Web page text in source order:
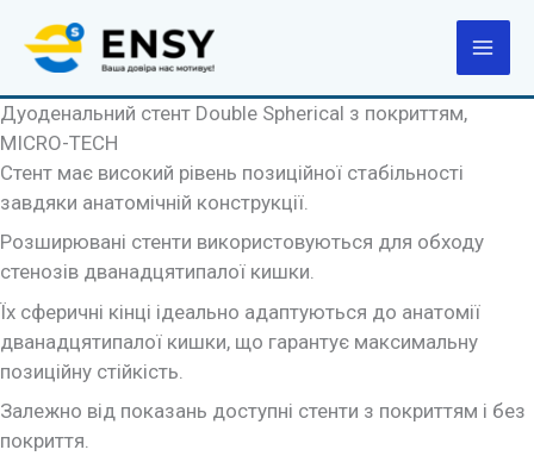
вмісту
Дуоденальний стент Double Spherical з покриттям,
MICRO-TECH
Стент має високий рівень позиційної стабільності
завдяки анатомічній конструкції.
Розширювані стенти використовуються для обходу
стенозів дванадцятипалої кишки.
Їх сферичні кінці ідеально адаптуються до анатомії
дванадцятипалої кишки, що гарантує максимальну
позиційну стійкість.
Залежно від показань доступні стенти з покриттям і без
покриття.